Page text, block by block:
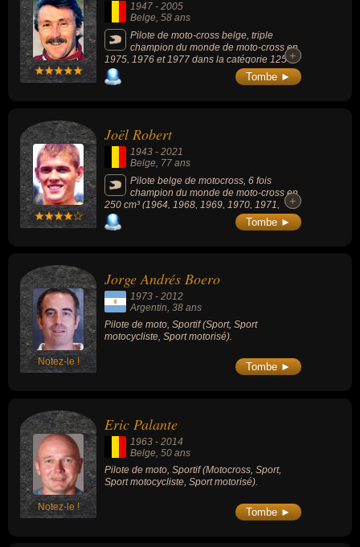
1947 - 2005
Belge, 58 ans
Pilote de moto-cross belge, triple
champion du monde de moto-cross en
1975, 1976 et 1977 dans la catégorie 125
cm3, vainqueur de 20 Grands Prix, double
vainqueur moto, en Bmw, du Rallye Dakar
et chef d'équipe de Suzuki au Paris-Dakar 4
années de suite : Dakar 1988 (Suzuki
DR750), 1989 (DR800), 1990 (DR800), 1991
(DR800), et vainqueur de plus de 1000
courses dans sa carrière. Il remporte 3 fois le
Rallye des Pharaons en 1984, 1985 et 1988.
+
+
Tombe ►
Joël Robert
1943 - 2021
Belge, 77 ans
Pilote belge de motocross, 6 fois
champion du monde de moto-cross en
250 cm³ (1964, 1968, 1969, 1970, 1971,
1972).
+
+
Tombe ►
Notez-le !
Jorge Andrés Boero
1973 - 2012
Argentin, 38 ans
Pilote de moto, Sportif (Sport, Sport
motocycliste, Sport motorisé).
Tombe ►
Notez-le !
Eric Palante
1963 - 2014
Belge, 50 ans
Pilote de moto, Sportif (Motocross, Sport,
Sport motocycliste, Sport motorisé).
Tombe ►